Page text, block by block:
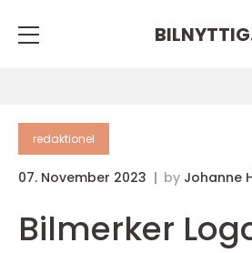
redaktionel
07. November 2023 by Johanne
Bilmerker